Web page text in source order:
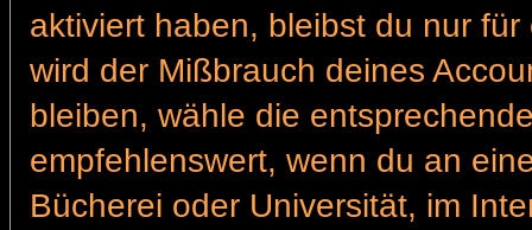
aktiviert haben, bleibst du nur
wird der Mißbrauch deines
bleiben, wähle die
empfehlenswert, wenn du an
Bücherei oder Universität, im